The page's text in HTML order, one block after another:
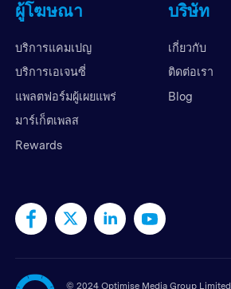
ผู้โฆษณา
บริการแคมเปญ
บริการเอเจนซี่
แพลตฟอร์มผู้เผยแพร่
มาร์เก็ตเพลส
Rewards
บริษัท
เกี่ยวกับ
ติดต่อเรา
Blog
© 2024 Optimise Media Group Limited